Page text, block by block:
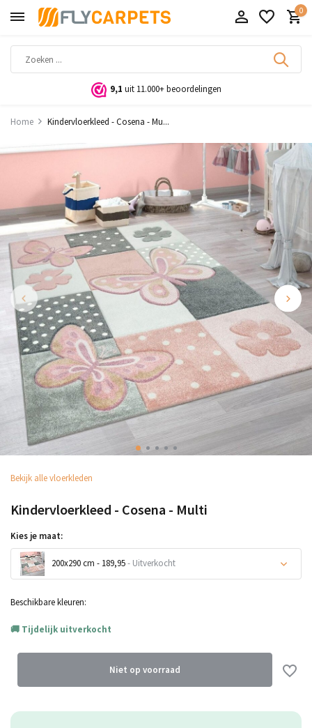
0
9,1 uit 11.000+ beoordelingen
Home Kindervloerkleed - Cosena - Mu...
Bekijk alle vloerkleden
Kindervloerkleed - Cosena - Multi
Kies je maat:
200x290 cm - 189,95- Uitverkocht
Uitverkocht
Beschikbare kleuren:
Tijdelijk uitverkocht
Niet op voorraad